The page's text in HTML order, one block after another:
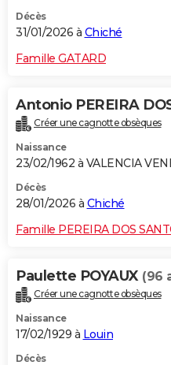
Décès
31/01/2026 à Chiché
Famille GATARD
Antonio PEREIRA
Créer une cagnotte obsèques
Naissance
23/02/1962 à VALENCIA
Décès
28/01/2026 à Chiché
Famille PEREIRA DOS
Paulette POYAUX (96
Créer une cagnotte obsèques
Naissance
17/02/1929 à Louin
Décès